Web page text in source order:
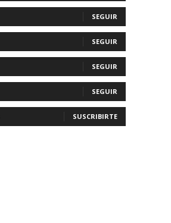
SEGUIR
SEGUIR
SEGUIR
SEGUIR
SUSCRIBIRTE